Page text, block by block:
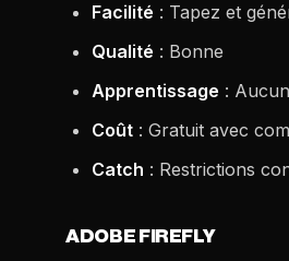
Facilité : Tapez et
Qualité : Bonne
Apprentissage :
Coût : Gratuit avec
Catch : Restrictions
ADOBE FIREFLY